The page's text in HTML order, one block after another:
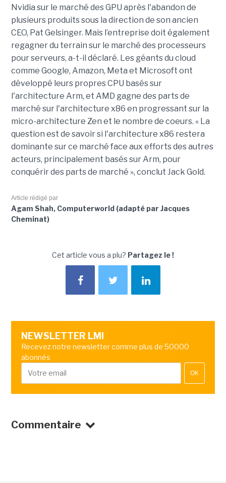
Nvidia sur le marché des GPU après l'abandon de
plusieurs produits sous la direction de son ancien
CEO, Pat Gelsinger. Mais l’entreprise doit également
regagner du terrain sur le marché des processeurs
pour serveurs, a-t-il déclaré. Les géants du cloud
comme Google, Amazon, Meta et Microsoft ont
développé leurs propres CPU basés sur
l'architecture Arm, et AMD gagne des parts de
marché sur l'architecture x86 en progressant sur la
micro-architecture Zen et le nombre de coeurs. « La
question est de savoir si l'architecture x86 restera
dominante sur ce marché face aux efforts des autres
acteurs, principalement basés sur Arm, pour
conquérir des parts de marché », conclut Jack Gold.
Article rédigé par
Agam Shah, Computerworld (adapté par Jacques
Cheminat)
Cet article vous a plu? Partagez le !
NEWSLETTER LMI
Recevez notre newsletter comme plus de 50000
abonnés
OK
Commentaire